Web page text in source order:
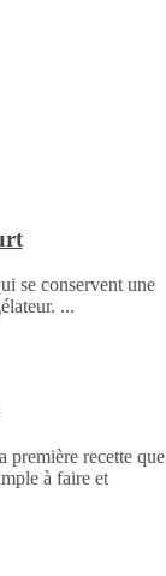
se conservent une
première recette que
à faire et